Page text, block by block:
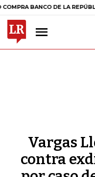
DE LA REPÚBLICA $
Vargas
contra